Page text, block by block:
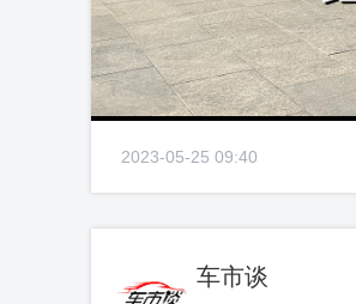
2023-05-25 09:40
车市谈